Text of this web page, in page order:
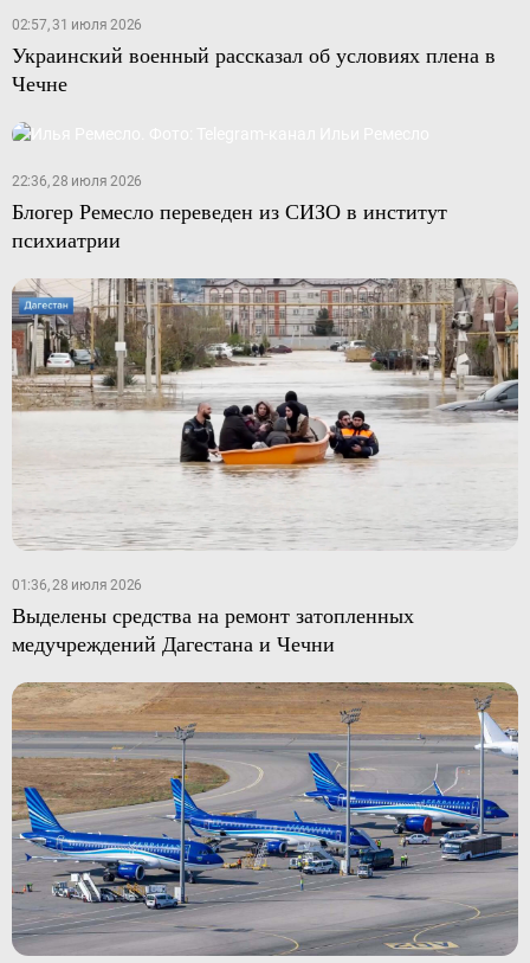
02:57, 31 июля 2026
Украинский военный рассказал об условиях плена в
Чечне
22:36, 28 июля 2026
Блогер Ремесло переведен из СИЗО в институт
психиатрии
01:36, 28 июля 2026
Выделены средства на ремонт затопленных
медучреждений Дагестана и Чечни